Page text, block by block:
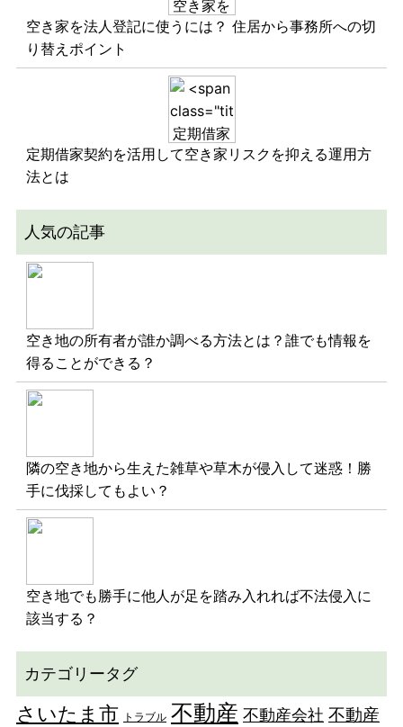
空き家を法人登記に使うには？ 住居から事務所への切
り替えポイント
定期借家契約を活用して空き家リスクを抑える運用方
法とは
人気の記事
空き地の所有者が誰か調べる方法とは？誰でも情報を
得ることができる？
隣の空き地から生えた雑草や草木が侵入して迷惑！勝
手に伐採してもよい？
空き地でも勝手に他人が足を踏み入れれば不法侵入に
該当する？
カテゴリータグ
さいたま市 トラブル 不動産 不動産会社 不動産